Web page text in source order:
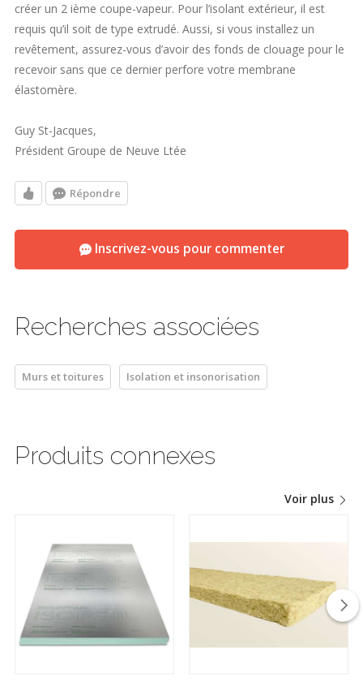
créer un 2 ième coupe-vapeur. Pour l’isolant extérieur, il est
requis qu’il soit de type extrudé. Aussi, si vous installez un
revêtement, assurez-vous d’avoir des fonds de clouage pour le
recevoir sans que ce dernier perfore votre membrane
élastomère.
Guy St-Jacques,
Président Groupe de Neuve Ltée
Répondre
Inscrivez-vous pour commenter
Recherches associées
Murs et toitures Isolation et insonorisation
Produits connexes
Voir plus